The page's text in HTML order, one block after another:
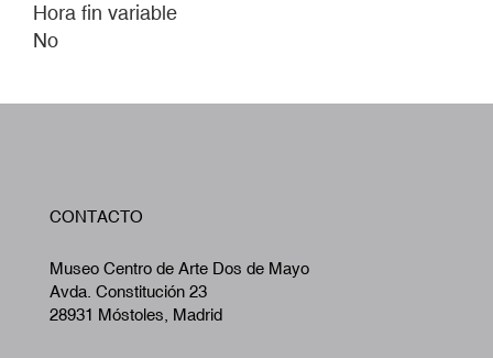
Hora fin variable
No
CONTACTO
Museo Centro de Arte Dos de Mayo
Avda. Constitución 23
28931 Móstoles, Madrid